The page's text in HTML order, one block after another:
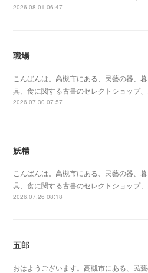
2026.08.01 06:47
職場
こんばんは。高槻市にある、民藝の器、
具、食に関する古書のセレクトショップ
2026.07.30 07:57
妖精
こんばんは。高槻市にある、民藝の器、
具、食に関する古書のセレクトショップ
2026.07.26 08:18
五郎
おはようございます。高槻市にある、民